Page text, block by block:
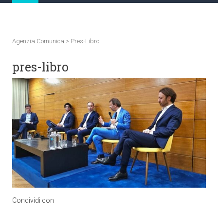
Agenzia Comunica > Pres-Libro
pres-libro
Condividi con